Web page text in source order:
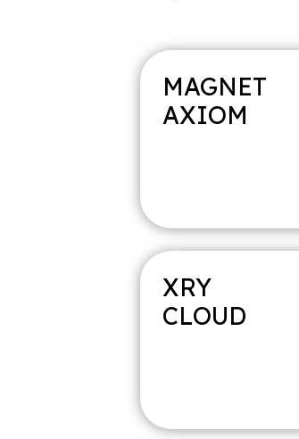
MAGNET
AXIOM
MAGNET
AXIOM
XRY
CLOUD